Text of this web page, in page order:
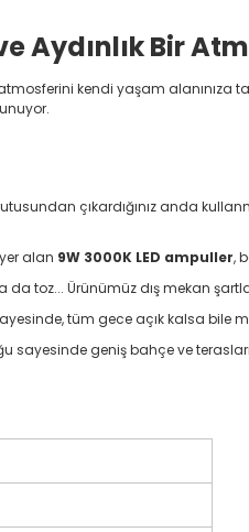
Aydınlık Bir
kendi yaşam alanınıza
çıkardığınız anda
alan 9W 3000K LED ampuller,
da toz... Ürünümüz dış mekan
tüm gece açık kalsa
sayesinde geniş bahçe ve